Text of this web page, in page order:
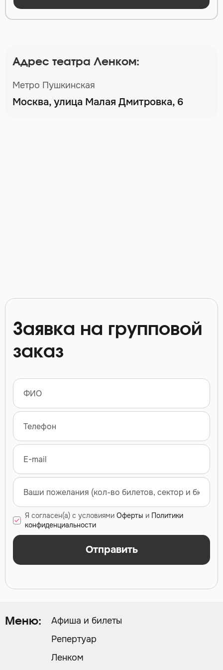
Адрес театра Ленком:
Метро Пушкинская
Москва, улица Малая Дмитровка, 6
Заявка на групповой
заказ
Я согласен(а) с условиями Оферты и Политики
конфиденциальности
Отправить
Меню:
Афиша и билеты
Репертуар
Ленком